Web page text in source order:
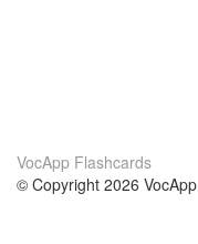
VocApp Flashcards
© Copyright 2026 VocApp